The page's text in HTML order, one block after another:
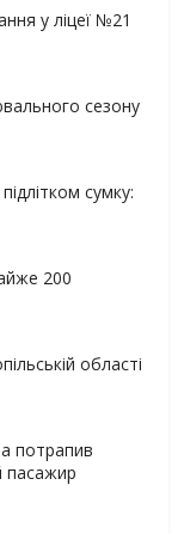
у ліцеї №21
сезону
сумку:
200
області
потрапив
пасажир